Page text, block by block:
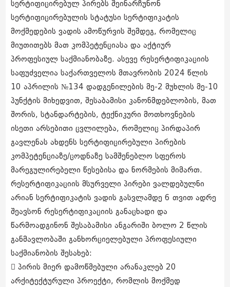
სერტიფიცირებულ პირებს შეინარჩუნონ
სერტიფიცირებულის სტატუსი სერტიფიკატის
მოქმედების ვადის ამოწურვის შემდეგ, რომელიც
მიუთითებს მათ კომპეტენციასა და აქტიურ
პროფესიულ საქმიანობაზე. ასევე რესერტიფიკაციის
საფუძველია საქართველოს მთავრობის 2024 წლის
10 აპრილის №134 დადგენილების მე-2 მუხლის მე-10
პუნქტის მიხედვით, შესაბამისი კანონმდებლობის, მათ
შორის, სტანდარტების, ტექნიკური მოთხოვნების
ისეთი არსებითი ცვლილება, რომელიც პირდაპირ
გავლენას ახდენს სერტიფიცირებული პირების
კომპეტენციაზე/ცოდნაზე სამშენებლო სფეროს
მარეგულირებელი წესებისა და ნორმების მიმართ.
რესერტიფიკაციის მსურველი პირები ვალდებულნი
არიან სერტიფიკატის ვადის გასვლამდე 6 თვით ადრე
შეავსონ რესერტიფიკაციის განაცხადი და
წარმოადგინონ შესაბამისი ანგარიში ბოლო 2 წლის
განმავლობაში განხორციელებული პროფესიული
საქმიანობის შესახებ:
 პირის მიერ დამოწმებული არანაკლებ 20
არქიტექტურული პროექტი, რომლის მოქმედ